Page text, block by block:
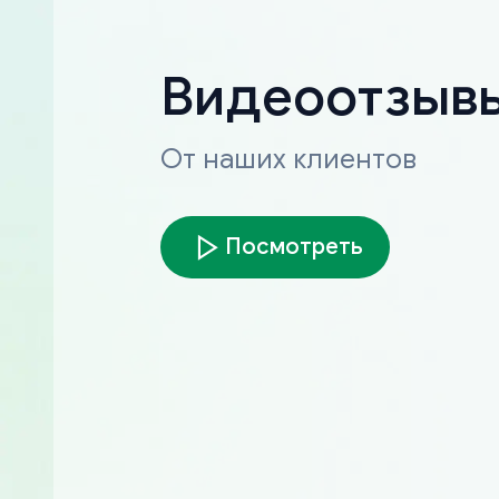
От наших клиентов
Посмотреть